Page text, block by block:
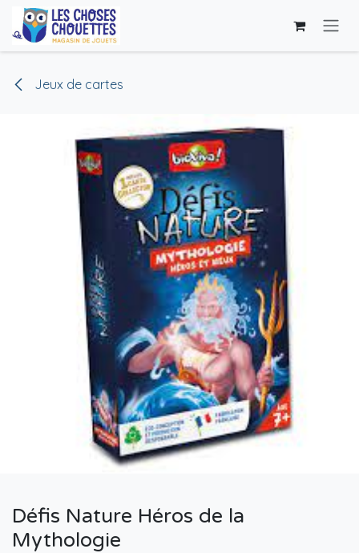
Se rendre au contenu
Jeux de cartes
Défis Nature Héros de la
Mythologie